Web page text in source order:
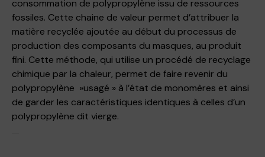
consommation de polypropylène issu de ressources
fossiles. Cette chaine de valeur permet d’attribuer la
matière recyclée ajoutée au début du processus de
production des composants du masques, au produit
fini. Cette méthode, qui utilise un procédé de recyclage
chimique par la chaleur, permet de faire revenir du
polypropylène »usagé » à l’état de monomères et ainsi
de garder les caractéristiques identiques à celles d’un
polypropylène dit vierge.